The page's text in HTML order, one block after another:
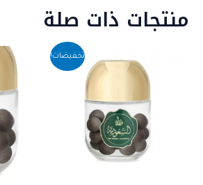
منتجات ذات صلة
تخفيضات!
الأصلي
هو:
EGP1,800.00.
السعر
الحالي